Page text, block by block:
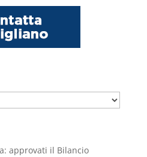
approvati il Bilancio